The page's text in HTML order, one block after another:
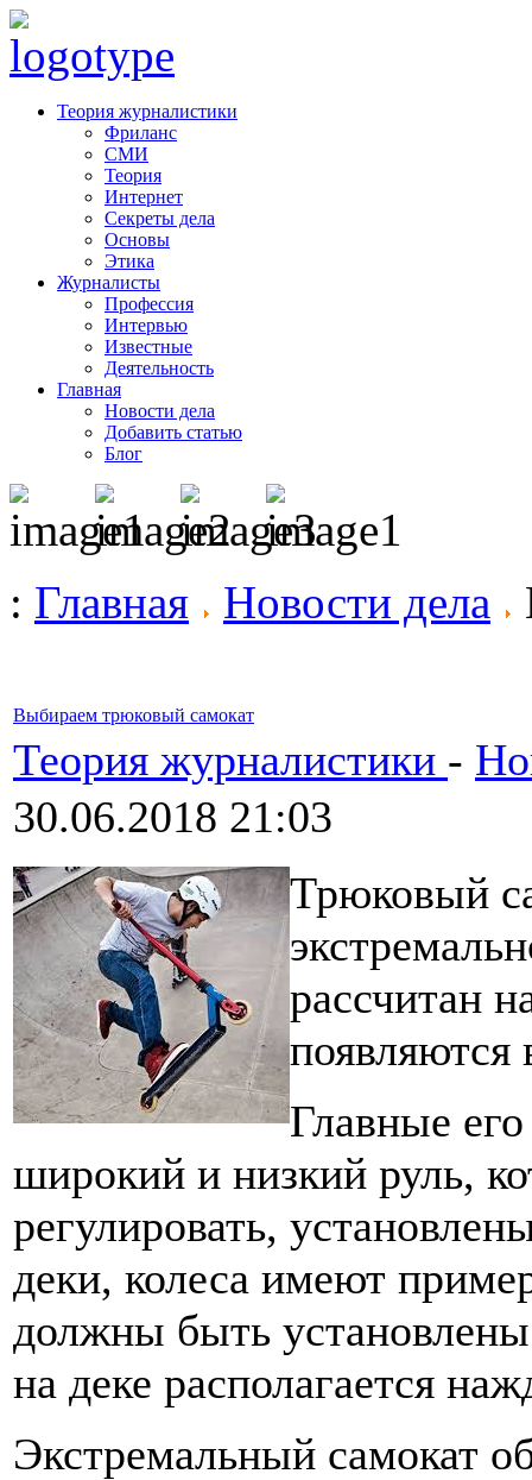
Теория журналистики
Фриланс
СМИ
Теория
Интернет
Секреты дела
Основы
Этика
Журналисты
Профессия
Интервью
Известные
Деятельность
Главная
Новости дела
Добавить статью
Блог
: Главная Новости дела
Выбираем трюковый самокат
Теория журналистики -
30.06.2018 21:03
Трюковый
рассчитан
появляются
Главные
широкий и низкий руль,
регулировать,
деки, колеса имеют
должны быть
на деке располагается
Экстремальный самокат